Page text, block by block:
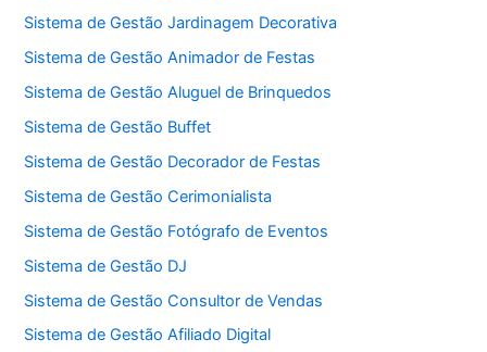
Sistema de Gestão Jardinagem Decorativa
Sistema de Gestão Animador de Festas
Sistema de Gestão Aluguel de Brinquedos
Sistema de Gestão Buffet
Sistema de Gestão Decorador de Festas
Sistema de Gestão Cerimonialista
Sistema de Gestão Fotógrafo de Eventos
Sistema de Gestão DJ
Sistema de Gestão Consultor de Vendas
Sistema de Gestão Afiliado Digital